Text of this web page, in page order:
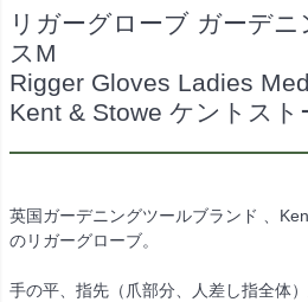
リガーグローブ ガーデ
スM
Rigger Gloves Ladies
Kent & Stowe ケントスト
英国ガーデニングツールブランド 、
のリガーグローブ。
手の平、指先（爪部分、人差し指全体